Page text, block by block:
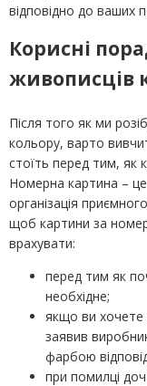
відповідно до ваших
Корисні
живописців
Після того як ми
кольору, варто
стоїть перед тим, як
Номерна картина –
організація
щоб картини за
врахувати:
перед тим як
необхідне;
якщо ви хочете
заявив
фарбою
при помилці